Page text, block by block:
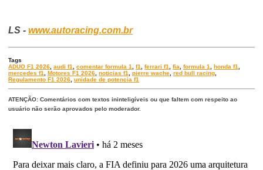
LS -www.autoracing.com.br
Tags
ADUO F1 2026 ,audi f1 ,comentar formula 1 ,f1 ,ferrari f1 ,fia ,formula 1 ,honda f1
mercedes f1
,Motores F1 2026 ,noticias f1 ,pierre wache ,red bull racing
Regulamento F1 2026 ,unidade de potencia f1
ATENÇÃO: Comentários com textos ininteligíveis ou que faltem com respeito ao
usuário não serão aprovados pelo moderador.